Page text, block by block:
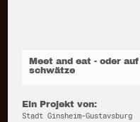
Meet and eat - oder
schwätze
Ein Projekt von:
Stadt Ginsheim-Gustavsburg